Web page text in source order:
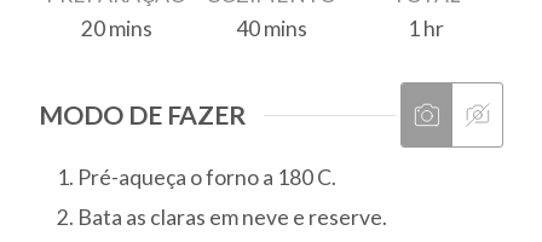
20 mins
40 mins
1 hr
MODO DE FAZER
Pré-aqueça o forno a 180 C.
Bata as claras em neve e reserve.